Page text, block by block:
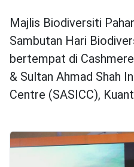
Majlis Biodiversiti
Sambutan Hari
bertempat di
& Sultan Ahmad Shah
Centre (SASICC),